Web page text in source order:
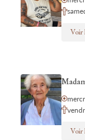
Voir
Voir